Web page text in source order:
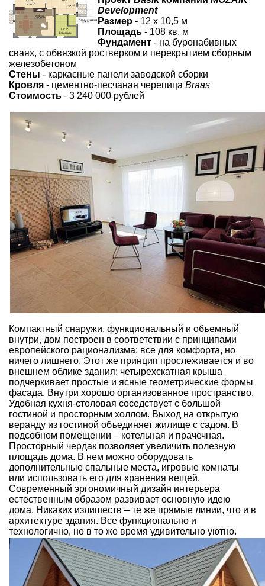
Development
Размер - 12 х 10,5 м
Площадь - 108 кв. м
Фундамент - на буронабивных
сваях, с обвязкой ростверком и перекрытием сборным
железобетоном
Стены - каркасные панели заводской сборки
Кровля - цементно-песчаная черепица Braas
Стоимость - 3 240 000 рублей
Компактный снаружи, функциональный и объемный
внутри, дом построен в соответствии с принципами
европейского рационализма: все для комфорта, но
ничего лишнего. Этот же принцип прослеживается и во
внешнем облике здания: четырехскатная крыша
подчеркивает простые и ясные геометрические формы
фасада. Внутри хорошо организованное пространство.
Удобная кухня-столовая соседствует с большой
гостиной и просторным холлом. Выход на открытую
веранду из гостиной объединяет жилище с садом. В
подсобном помещении – котельная и прачечная.
Просторный чердак позволяет увеличить полезную
площадь дома. В нем можно оборудовать
дополнительные спальные места, игровые комнаты
или использовать его для хранения вещей.
Современный эргономичный дизайн интерьера
естественным образом развивает основную идею
дома. Никаких излишеств – те же прямые линии, что и в
архитектуре здания. Все функционально и
технологично, но в то же время удивительно уютно.